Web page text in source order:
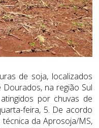
de soja, localizados
na região Sul
por chuvas de
feira, 5. De acordo
da Aprosoja/MS,